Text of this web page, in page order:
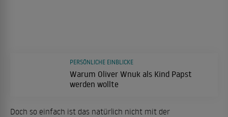
Warum Oliver Wnuk als Kind Papst
werden wollte
PERSÖNLICHE EINBLICKE
Doch so einfach ist das natürlich nicht mit der